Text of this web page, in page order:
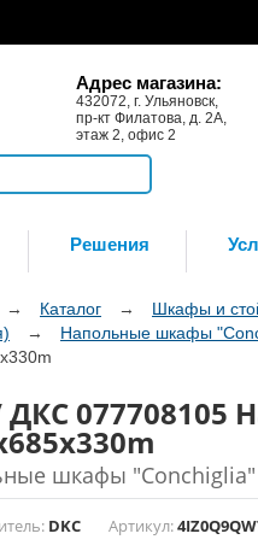
Адрес магазина:
432072, г. Ульяновск,
пр-кт Филатова, д. 2А,
этаж 2, офис 2
Решения
→ Каталог → Шкафы и
→ Напольные шкафы
ДКС
шкафы "Conchiglia"
DKC Артикул: